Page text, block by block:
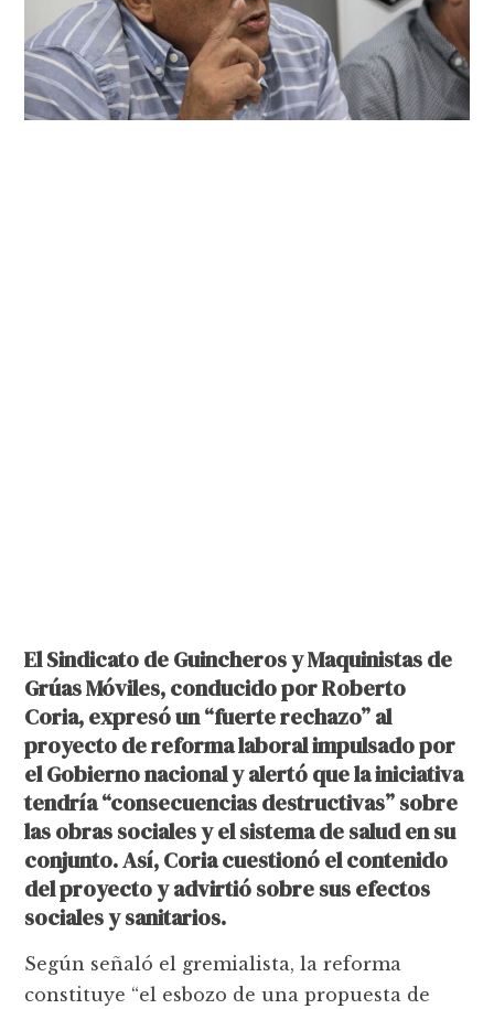
El Sindicato de Guincheros y Maquinistas de
Grúas Móviles, conducido por Roberto
Coria, expresó un “fuerte rechazo” al
proyecto de reforma laboral impulsado por
el Gobierno nacional y alertó que la iniciativa
tendría “consecuencias destructivas” sobre
las obras sociales y el sistema de salud en su
conjunto. Así, Coria cuestionó el contenido
del proyecto y advirtió sobre sus efectos
sociales y sanitarios.
Según señaló el gremialista, la reforma
constituye “el esbozo de una propuesta de